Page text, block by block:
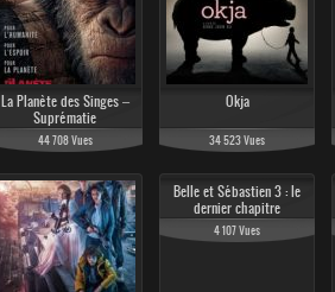
La Planète des Singes –
Suprématie
44 708 Vues
Okja
34 523 Vues
Belle et Sébastien 3 : le
dernier chapitre
4 107 Vues